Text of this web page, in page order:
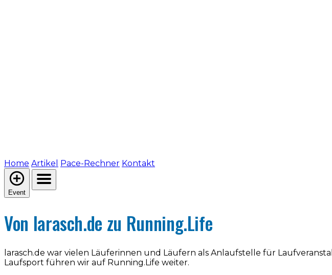
Home Artikel Pace-Rechner Kontakt
Event
Von larasch.de zu Running.Life
larasch.de war vielen Läuferinnen und Läufern als Anlaufstelle für
Laufsport führen wir auf Running.Life weiter.